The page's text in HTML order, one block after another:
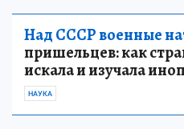
Над СССР военные
пришельцев: как
искала и изучала
НАУКА